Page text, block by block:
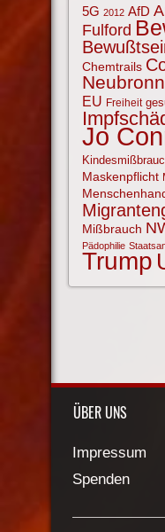
5G 2012 AfD
Fulford
Chemtrails
EU Freiheit
Jo
Maskenpflicht
Mißbrauch
Pädophilie
Trump
ÜBER UNS
Impressum
Spenden